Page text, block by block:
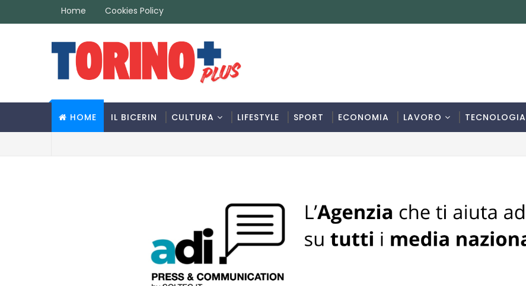
Home Cookies Policy
HOME IL BICERIN CULTURA LIFESTYLE SPORT ECONOMIA LAVORO TECNOLOGIA